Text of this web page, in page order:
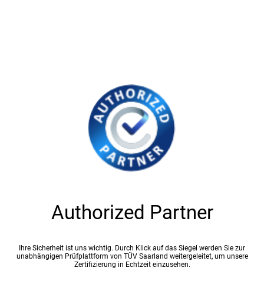
Authorized Partner
Ihre Sicherheit ist uns wichtig. Durch Klick auf das Siegel werden Sie zur
unabhängigen Prüfplattform von TÜV Saarland weitergeleitet, um unsere
Zertifizierung in Echtzeit einzusehen.